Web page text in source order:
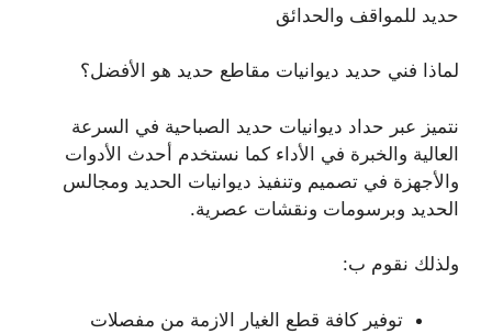
حديد للمواقف والحدائق
لماذا فني حديد ديوانيات مقاطع حديد هو الأفضل؟
نتميز عبر حداد ديوانيات حديد الصباحية في السرعة
العالية والخبرة في الأداء كما نستخدم أحدث الأدوات
والأجهزة في تصميم وتنفيذ ديوانيات الحديد ومجالس
الحديد وبرسومات ونقشات عصرية.
ولذلك نقوم ب:
توفير كافة قطع الغيار الازمة من مفصلات